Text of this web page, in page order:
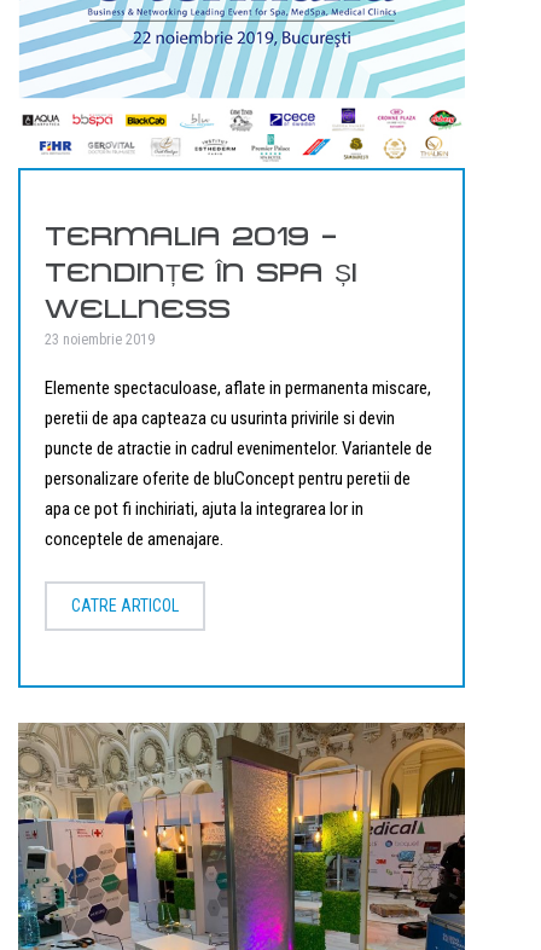
TERMALIA 2019 –
TENDINȚE ÎN SPA ȘI
WELLNESS
23 noiembrie 2019
Elemente spectaculoase, aflate in permanenta miscare,
peretii de apa capteaza cu usurinta privirile si devin
puncte de atractie in cadrul evenimentelor. Variantele de
personalizare oferite de bluConcept pentru peretii de
apa ce pot fi inchiriati, ajuta la integrarea lor in
conceptele de amenajare.
CATRE ARTICOL